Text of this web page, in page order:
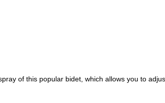
of this popular bidet, which allows you to